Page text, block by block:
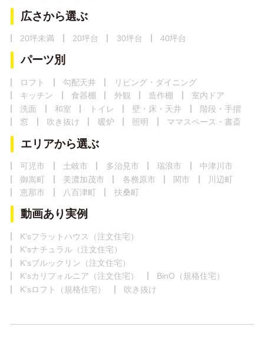
広さから選ぶ
20坪未満 20坪台 30坪台 40坪台
パーツ別
ロフト 勾配天井
リビング・ダイニング
キッチン
食器棚 外観 造作棚
室内ドア
洗面
和室 トイレ 壁・床・天井
階段・手摺
窓
吹き抜け 暖炉 照明 ママスペース・書斎
エリアから選ぶ
可児市 土岐市 多治見市 瑞浪市
中津川市
御嵩町
美濃加茂市 各務原市 関市
川辺町
恵那市
八百津町 扶桑町
動画あり実例
K'sフラットハウス（注文住宅）
K'sナチュラル（注文住宅）
K'sブルックリン（注文住宅）
K'sカリフォルニア（注文住宅）
BinO（規格住宅）
K'sロフト（規格住宅）
吹き抜け